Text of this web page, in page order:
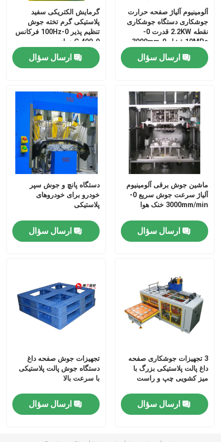
آلومینیوم آلیاژ صفحه حرارت
جوشکاری دستگاه جوشکاری
نقطه 2.2KW قدرت 0-
10MPa فشار 0-3000mm
طول
ارسال سؤال
گرمایش الکتریکی سفید
پلاستیکی گرم تخته جوش
تنظیم پذیر 0-100Hz فرکانس
0-400.C دمای
ارسال سؤال
ماشین جوش برقی آلومینیوم
آلیاژ سرعت جوش سریع 0-
3000mm/min خنک هوا
ارسال سؤال
دستگاه پانچ و جوش سپر
خودرو برای خودروهای
پلاستیکی
ارسال سؤال
3 تجهیزات جوشکاری صفحه
داغ پالت پلاستیکی بزرگ با
میز کشویی چپ و راست
ارسال سؤال
تجهیزات جوش صفحه داغ
دستگاه جوش پالت پلاستیکی
با سرعت بالا
ارسال سؤال